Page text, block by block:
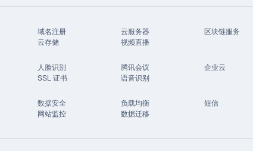
域名注册 云服务器 区块链服务
云存储
视频直播
人脸识别 腾讯会议 企业云
SSL 证书
语音识别
数据安全 负载均衡 短信
网站监控
数据迁移